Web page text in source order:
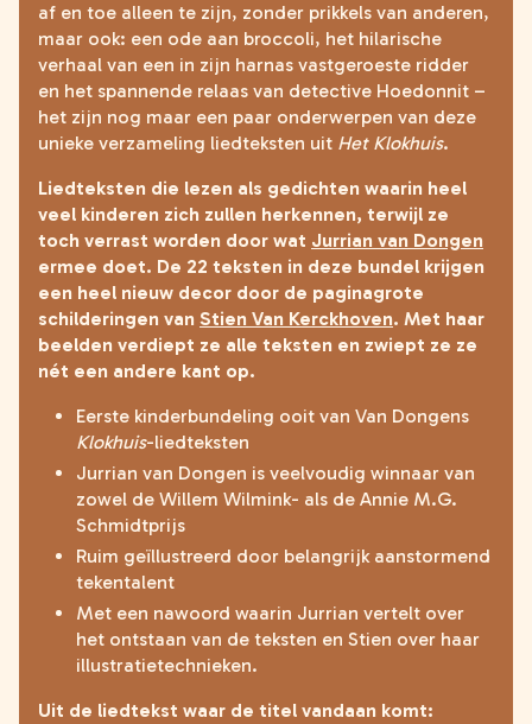
af en toe alleen te zijn, zonder prikkels van anderen,
maar ook: een ode aan broccoli, het hilarische
verhaal van een in zijn harnas vastgeroeste ridder
en het spannende relaas van detective Hoedonnit –
het zijn nog maar een paar onderwerpen van deze
unieke verzameling liedteksten uit Het Klokhuis.
Liedteksten die lezen als gedichten waarin heel
veel kinderen zich zullen herkennen, terwijl ze
toch verrast worden door wat Jurrian van Dongen
ermee doet. De 22 teksten in deze bundel krijgen
een heel nieuw decor door de paginagrote
schilderingen van Stien Van Kerckhoven. Met haar
beelden verdiept ze alle teksten en zwiept ze ze
nét een andere kant op.
Eerste kinderbundeling ooit van Van Dongens
Klokhuis-liedteksten
Jurrian van Dongen is veelvoudig winnaar van
zowel de Willem Wilmink- als de Annie M.G.
Schmidtprijs
Ruim geïllustreerd door belangrijk aanstormend
tekentalent
Met een nawoord waarin Jurrian vertelt over
het ontstaan van de teksten en Stien over haar
illustratietechnieken.
Uit de liedtekst waar de titel vandaan komt: